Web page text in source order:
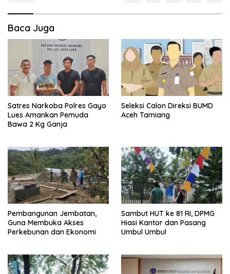
Baca Juga
Satres Narkoba Polres Gayo
Lues Amankan Pemuda
Bawa 2 Kg Ganja
Seleksi Calon Direksi BUMD
Aceh Tamiang
Pembangunan Jembatan,
Guna Membuka Akses
Perkebunan dan Ekonomi
Sambut HUT ke 81 RI, DPMG
Hiasi Kantor dan Pasang
Umbul Umbul